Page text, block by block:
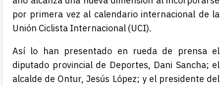
por primera vez al calendario internacional de la
Unión Ciclista Internacional (UCI).
Así lo han presentado en rueda de prensa el
diputado provincial de Deportes, Dani Sancha; el
alcalde de Ontur, Jesús López; y el presidente del